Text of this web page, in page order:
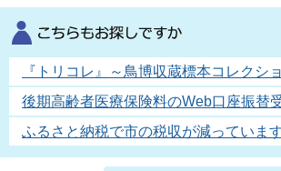
『トリコレ』～鳥博収蔵標本コレクシ
後期高齢者医療保険料のWeb口座振替
ふるさと納税で市の税収が減っていま